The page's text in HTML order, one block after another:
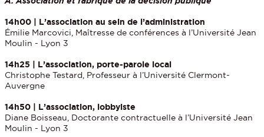
14h00 | L’association au sein de l’administration
Émilie Marcovici, Maîtresse de conférences à l’Université Jean
Moulin - Lyon 3
14h25 | L’association, porte-parole local
Christophe Testard, Professeur à l’Université Clermont-
Auvergne
14h50 | L’association, lobbyiste
Diane Boisseau, Doctorante contractuelle à l’Université Jean
Moulin - Lyon 3